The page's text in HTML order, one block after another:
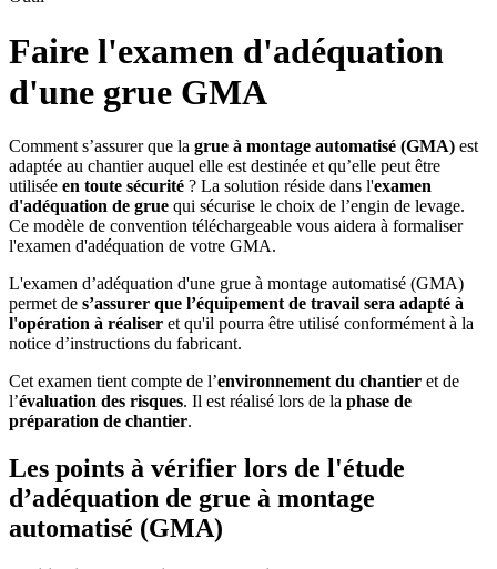
Faire l'examen d'adéquation
d'une grue GMA
Comment s’assurer que la grue à montage automatisé (GMA) est
adaptée au chantier auquel elle est destinée et qu’elle peut être
utilisée en toute sécurité ? La solution réside dans l'examen
d'adéquation de grue qui sécurise le choix de l’engin de levage.
Ce modèle de convention téléchargeable vous aidera à formaliser
l'examen d'adéquation de votre GMA.
L'examen d’adéquation d'une grue à montage automatisé (GMA)
permet de s’assurer que l’équipement de travail sera adapté à
l'opération à réaliser et qu'il pourra être utilisé conformément à la
notice d’instructions du fabricant.
Cet examen tient compte de l’environnement du chantier et de
l’évaluation des risques. Il est réalisé lors de la phase de
préparation de chantier.
Les points à vérifier lors de l'étude
d’adéquation de grue à montage
automatisé (GMA)